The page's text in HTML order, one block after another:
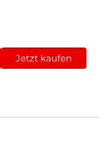
Jetzt kaufen